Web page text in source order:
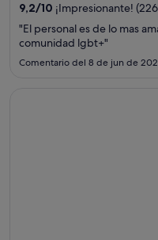
9,2/10 ¡Impresionante!
"El personal es de lo mas
comunidad lgbt+"
Comentario del 8 de jun de